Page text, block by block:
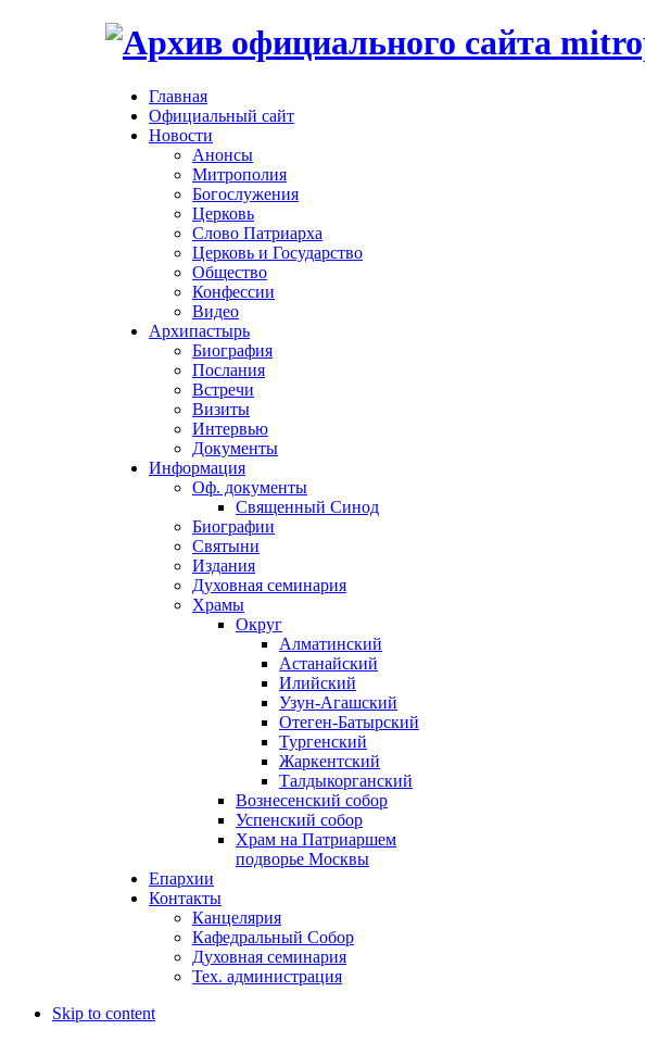
Главная
Официальный сайт
Новости
Анонсы
Митрополия
Богослужения
Церковь
Слово Патриарха
Церковь и Государство
Общество
Конфессии
Видео
Архипастырь
Биография
Послания
Встречи
Визиты
Интервью
Документы
Информация
Оф. документы
Священный Синод
Биографии
Святыни
Издания
Духовная семинария
Храмы
Округ
Алматинский
Астанайский
Илийский
Узун-Агашский
Отеген-Батырский
Тургенский
Жаркентский
Талдыкорганский
Вознесенский собор
Успенский собор
Храм на Патриаршем
подворье Москвы
Епархии
Контакты
Канцелярия
Кафедральный Собор
Духовная семинария
Тех. администрация
Skip to content